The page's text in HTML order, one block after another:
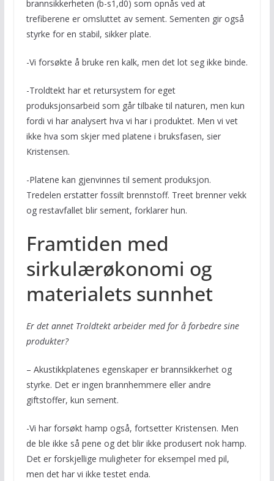
brannsikkerheten (b-s1,d0) som opnås ved at
trefiberene er omsluttet av sement. Sementen gir også
styrke for en stabil, sikker plate.
-Vi forsøkte å bruke ren kalk, men det lot seg ikke binde.
-Troldtekt har et retursystem for eget
produksjonsarbeid som går tilbake til naturen, men kun
fordi vi har analysert hva vi har i produktet. Men vi vet
ikke hva som skjer med platene i bruksfasen, sier
Kristensen.
-Platene kan gjenvinnes til sement produksjon.
Tredelen erstatter fossilt brennstoff. Treet brenner vekk
og restavfallet blir sement, forklarer hun.
Framtiden med
sirkulærøkonomi og
materialets sunnhet
Er det annet Troldtekt arbeider med for å forbedre sine
produkter?
– Akustikkplatenes egenskaper er brannsikkerhet og
styrke. Det er ingen brannhemmere eller andre
giftstoffer, kun sement.
-Vi har forsøkt hamp også, fortsetter Kristensen. Men
de ble ikke så pene og det blir ikke produsert nok hamp.
Det er forskjellige muligheter for eksempel med pil,
men det har vi ikke testet enda.